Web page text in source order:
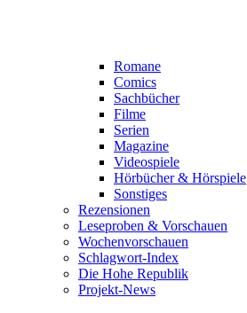
Romane
Comics
Sachbücher
Filme
Serien
Magazine
Videospiele
Hörbücher & Hörspiele
Sonstiges
Rezensionen
Leseproben & Vorschauen
Wochenvorschauen
Schlagwort-Index
Die Hohe Republik
Projekt-News